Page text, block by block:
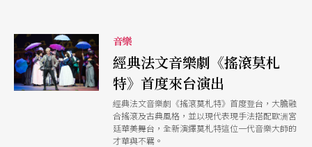
音樂
經典法文音樂劇《搖滾莫札
特》首度來台演出
經典法文音樂劇《搖滾莫札特》首度登台，大膽融
合搖滾及古典風格，並以現代表現手法搭配歐洲宮
廷華美舞台，全新演繹莫札特這位一代音樂大師的
才華與不羈。